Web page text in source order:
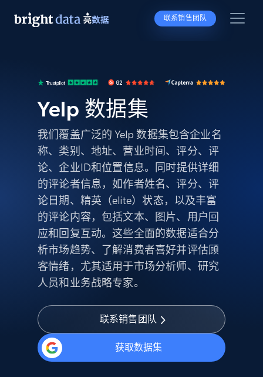
联系销售团队
Yelp 数据集
我们覆盖广泛的 Yelp 数据集包含企业名
称、类别、地址、营业时间、评分、评
论、企业ID和位置信息。同时提供详细
的评论者信息，如作者姓名、评分、评
论日期、精英（elite）状态，以及丰富
的评论内容，包括文本、图片、用户回
应和回复互动。这些全面的数据适合分
析市场趋势、了解消费者喜好并评估顾
客情绪，尤其适用于市场分析师、研究
人员和业务战略专家。
联系销售团队
获取数据集